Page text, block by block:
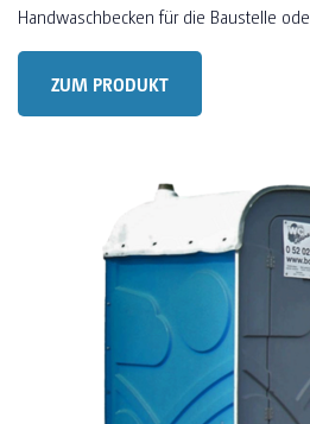
Handwaschbecken für die Baustelle
ZUM PRODUKT